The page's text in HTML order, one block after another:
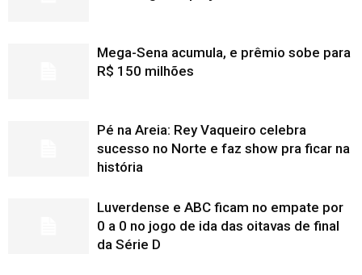
Mega-Sena acumula, e prêmio sobe para
R$ 150 milhões
Pé na Areia: Rey Vaqueiro celebra
sucesso no Norte e faz show pra ficar na
história
Luverdense e ABC ficam no empate por
0 a 0 no jogo de ida das oitavas de final
da Série D